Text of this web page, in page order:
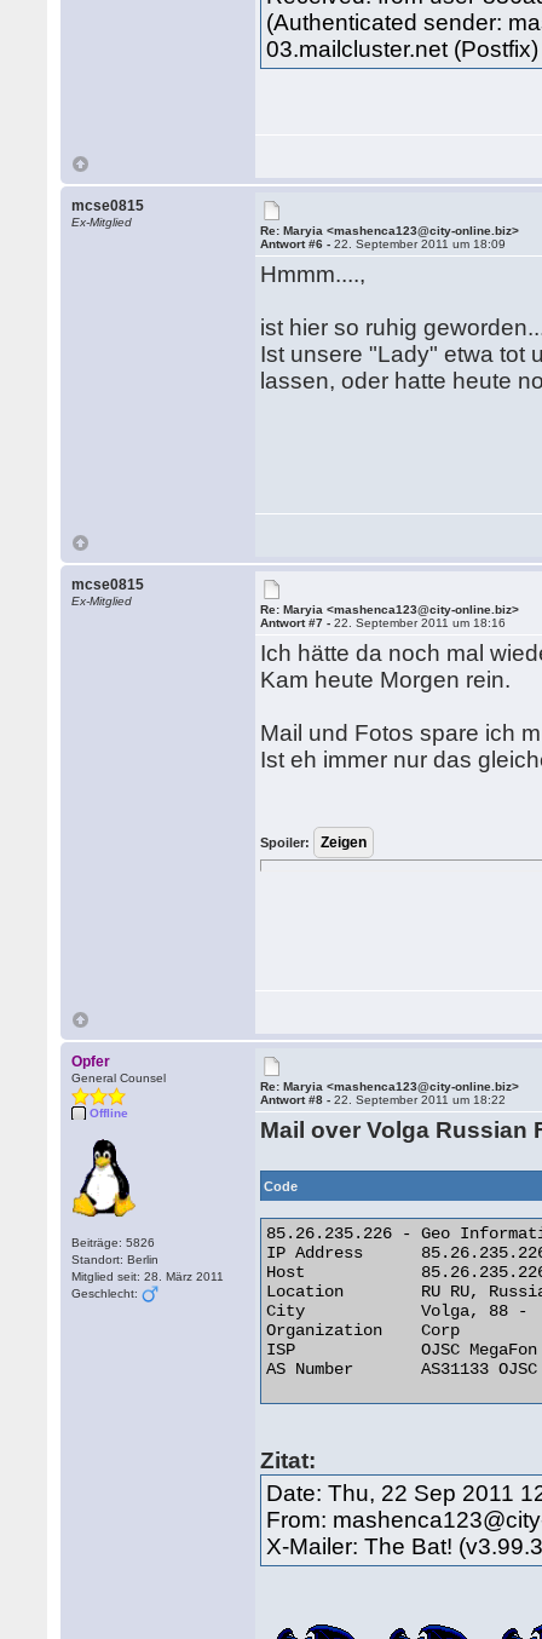
(Authenticated sender:
03.mailcluster.net
mcse0815
Ex-Mitglied
Re: Maryia <mashenca123@city-online.biz>
Antwort #6 -22. September 2011 um 18:09
Hmmm....,
ist hier so ruhig
Ist unsere "Lady" etwa tot
lassen, oder hatte heute
mcse0815
Ex-Mitglied
Re: Maryia <mashenca123@city-online.biz>
Antwort #7 -22. September 2011 um 18:16
Ich hätte da noch mal
Kam heute Morgen rein.
Mail und Fotos spare ich
Ist eh immer nur das
Spoiler:
Opfer
General Counsel
Offline
Beiträge: 5826
Standort: Berlin
Mitglied seit: 28. März 2011
Geschlecht:
Re: Maryia <mashenca123@city-online.biz>
Antwort #8 -22. September 2011 um 18:22
Mail over Volga Russian
Code
85.26.235.226 - Geo
IP Address 	85.26.235.226
Host 	        85.26.235.226
Location 	RU RU, Russian Federation
City 	        Volga, 88 -
Organization 	Corp
ISP 	        OJSC MegaFon
AS Number 	AS31133 OJSC MegaFon
Zitat:
Date: Thu, 22 Sep 2011
From:
X-Mailer: The Bat!